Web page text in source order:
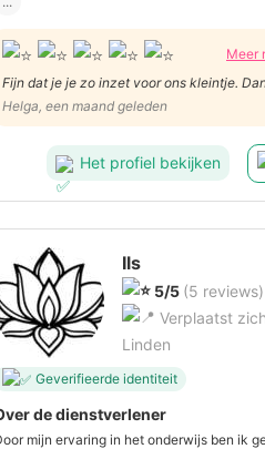
Meer
Fijn dat je je zo inzet voor ons kleintje.
👍
Helga, een maand geleden
Het profiel bekijken
Ils
5/5 (5 reviews)
Verplaatst
Linden
Geverifieerde identiteit
de dienstverlener
mijn ervaring in het onderwijs ben ik